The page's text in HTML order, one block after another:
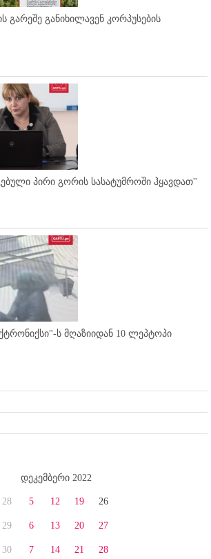
გარეშე განიხილავენ კორპუსების
პირი გორის სასატუმროში ჰყავდათ''
ს მღაზიიდან 10 ლეპტოპი
დეკემბერი 2022
28
29
30
5
6
7
12
13
14
19
20
21
26
27
28